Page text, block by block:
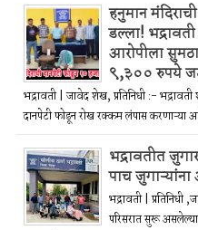
हनुमान
डल्ला!
आरोपीला
९,३०० रुपये
भद्रावती | जावेद शेख, प्रतिनिधी :-
दानपेटी फोडून रोख रक्कम लंपास करणाऱ्या
भद्रावतीत
पाच
भद्रावती |
परिसरात सुरू